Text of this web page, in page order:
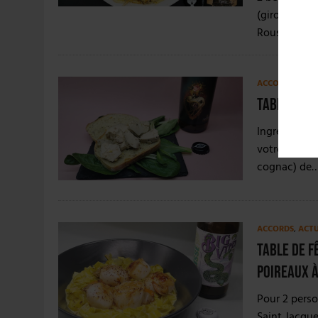
(girolles ou
Rousse…
ACCORDS
Table de
Ingrédients
votre
cognac)
ACCORDS,
Table de
poireaux
Pour 2